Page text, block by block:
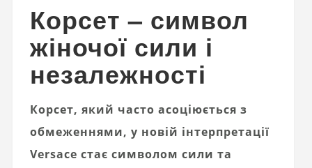
Корсет – символ
жіночої сили і
незалежності
Корсет, який часто асоціюється з
обмеженнями, у новій інтерпретації
Versace стає символом сили та